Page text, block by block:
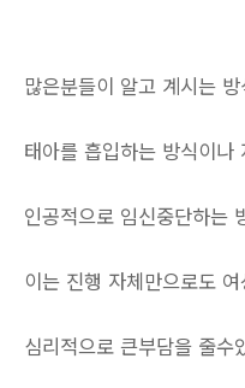
많은분들이 알고 계시는
태아를 흡입하는 방식이나
인공적으로 임신중단하는
이는 진행 자체만으로도
심리적으로 큰부담을 줄수